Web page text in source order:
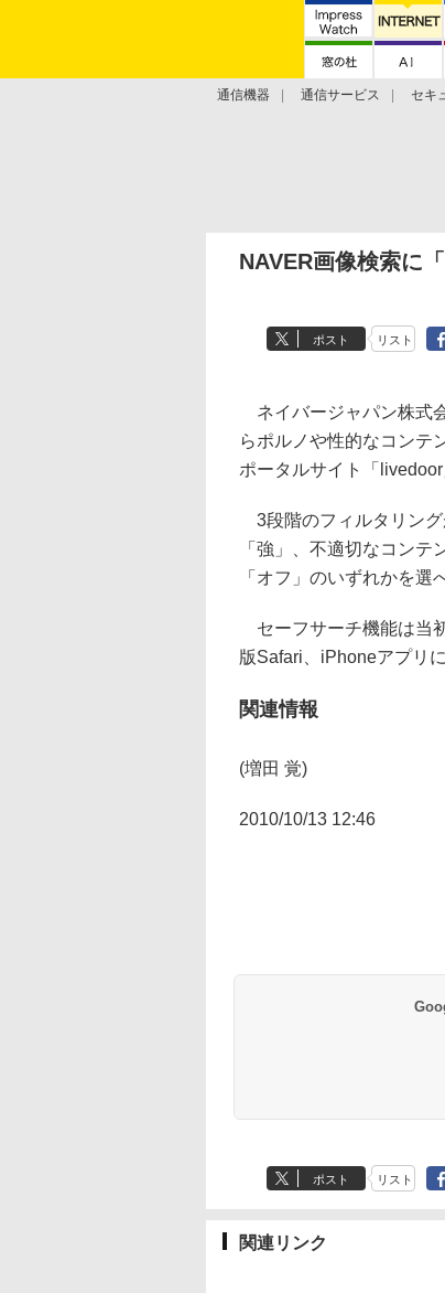
通信機器 通信サービス セキ
NAVER画像検索に
ポスト リスト
ネイバージャパン株式
らポルノや性的なコンテ
ポータルサイト「
3段階のフィルタリング
「強」、不適切なコン
「オフ」のいずれかを選
セーフサーチ機能は当
版Safari、iPhoneアプリ
関連情報
(増田 覚)
2010/10/13 12:46
ポスト リスト
関連リンク